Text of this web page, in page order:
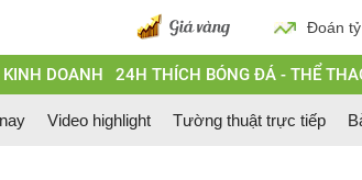
Đoán
KINH DOANH 24H THÍCH BÓNG ĐÁ - THỂ
Video highlight Tường thuật trực tiếp